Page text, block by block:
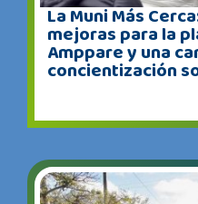
La Muni Más
mejoras para la
Amppare y una
concientización